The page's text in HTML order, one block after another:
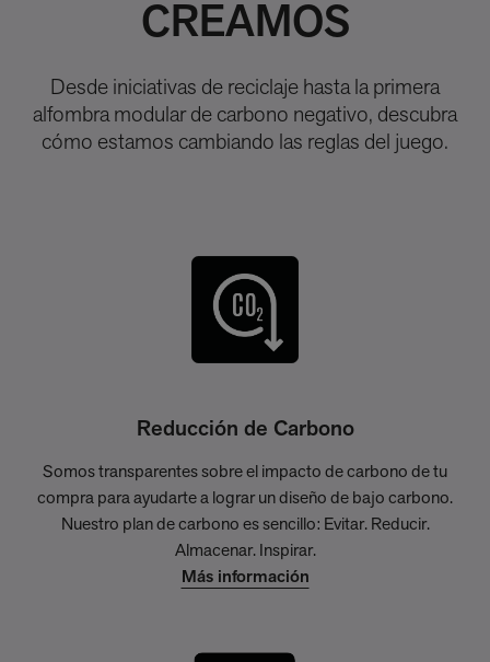
CREAMOS
Desde iniciativas de reciclaje hasta la primera
alfombra modular de carbono negativo, descubra
cómo estamos cambiando las reglas del juego.
Reducción de Carbono
Somos transparentes sobre el impacto de carbono de tu
compra para ayudarte a lograr un diseño de bajo carbono.
Nuestro plan de carbono es sencillo: Evitar. Reducir.
Almacenar. Inspirar.
Más información